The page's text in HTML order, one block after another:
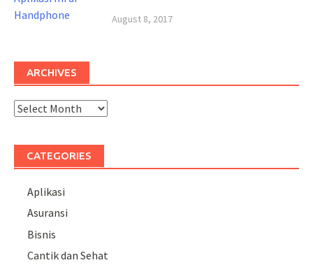
August 8, 2017
ARCHIVES
Archives
CATEGORIES
Aplikasi
Asuransi
Bisnis
Cantik dan Sehat